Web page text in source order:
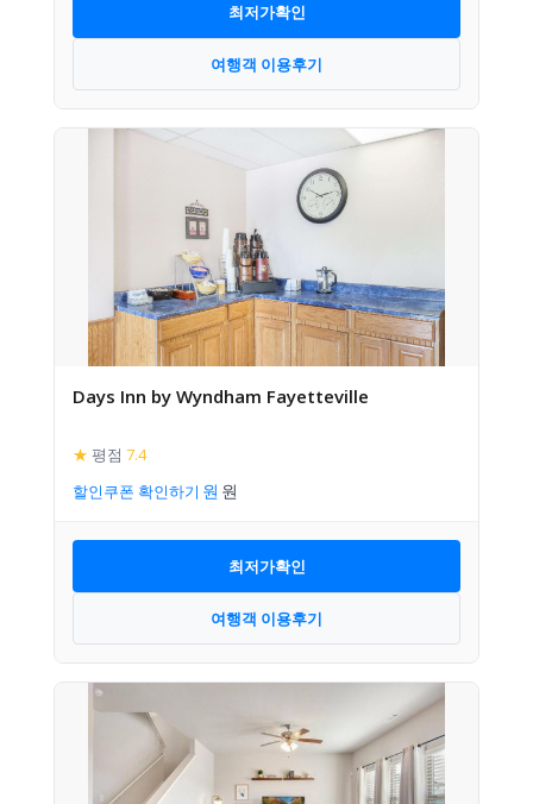
최저가확인
여행객 이용후기
Days Inn by Wyndham Fayetteville
★ 평점 7.4
할인쿠폰 확인하기
최저가확인
여행객 이용후기